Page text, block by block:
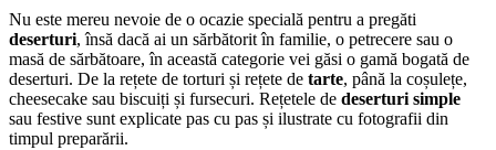
Nu este mereu nevoie de o ocazie specială pentru a pregăti
deserturi, însă dacă ai un sărbătorit în familie, o petrecere sau o
masă de sărbătoare, în această categorie vei găsi o gamă bogată de
deserturi. De la rețete de torturi și rețete de tarte, până la coșulețe,
cheesecake sau biscuiți și fursecuri. Rețetele de deserturi simple
sau festive sunt explicate pas cu pas și ilustrate cu fotografii din
timpul preparării.